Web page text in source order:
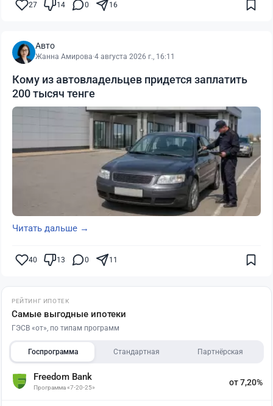
27 14 0 16
Авто
Жанна Амирова·4 августа 2026 г., 16:11
Кому из автовладельцев придется заплатить
200 тысяч тенге
Читать дальше →
40 13 0 11
РЕЙТИНГ ИПОТЕК
Самые выгодные ипотеки
ГЭСВ «от», по типам программ
Госпрограмма Стандартная Партнёрская
Freedom Bank
Программа «7-20-25»
от 7,20%